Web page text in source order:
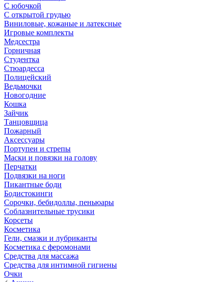
С юбочкой
С открытой грудью
Виниловые, кожаные и латексные
Игровые комплекты
Медсестра
Горничная
Студентка
Стюардесса
Полицейский
Ведьмочки
Новогодние
Кошка
Зайчик
Танцовщица
Пожарный
Аксессуары
Портупеи и стрепы
Маски и повязки на голову
Перчатки
Подвязки на ноги
Пикантные боди
Бодистокинги
Сорочки, бебидоллы, пеньюары
Соблазнительные трусики
Корсеты
Косметика
Гели, смазки и лубриканты
Косметика с феромонами
Средства для массажа
Средства для интимной гигиены
Очки